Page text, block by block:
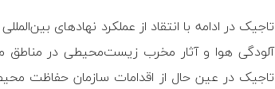
تاجیک در ادامه با انتقاد از عملکرد نهاد‌های
آلودگی هوا و آثار مخرب زیست‌محیطی در مناطق
تاجیک در عین حال از اقدامات سازمان حفاظت محیط